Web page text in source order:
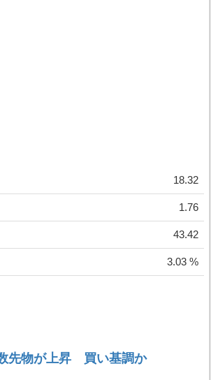
18.32
1.76
43.42
3.03 %
先物が上昇 買い基調か